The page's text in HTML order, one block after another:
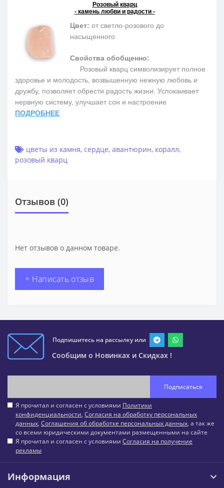
Розовый кварц
- камень любви и радости -
Цвет: от светло-розового до
насыщенного
Свойства обобщенно:
Розовый кварц символизирует полное
здоровье и молодость, возвышенную нежную любовь и
дружбу, позволяет обрести радость жизни. Успокаивает
нервную систему, улучшает сон и настроение
ПОДРОБНЕЕ
цветы из камня, сердце, авантюрин, коралл,
розовый кварц
Отзывов (0)
Нет отзывов о данном товаре.
+ Написать отзыв
Подпишитесь на рассылку или
Сообщим о Новинках и Скидках !
Подписаться
Я прочитал и согласен с условиями Политики
конфиденциальности, Согласия на обработку персональных
данных, Соглашения об обработке персональных данных, а так же
со всеми юридическими документами размещенными на сайте
Я прочитал и согласен с условиями Согласия на получение
рекламы
Информация